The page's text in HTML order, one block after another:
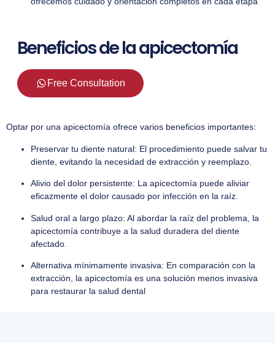
Beneficios de la apicectomía
Free Consultation
Optar por una apicectomía ofrece varios beneficios importantes:
Preservar tu diente natural: El procedimiento puede salvar tu
diente, evitando la necesidad de extracción y reemplazo.
Alivio del dolor persistente: La apicectomía puede aliviar
eficazmente el dolor causado por infección en la raíz.
Salud oral a largo plazo: Al abordar la raíz del problema, la
apicectomía contribuye a la salud duradera del diente
afectado.
Alternativa mínimamente invasiva: En comparación con la
extracción, la apicectomía es una solución menos invasiva
para restaurar la salud dental